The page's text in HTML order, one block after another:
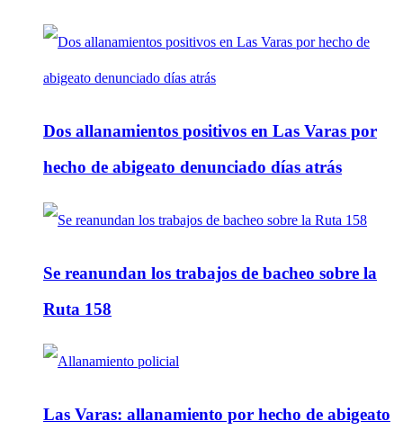
Dos allanamientos positivos en Las Varas por
hecho de abigeato denunciado días atrás
Se reanundan los trabajos de bacheo sobre la
Ruta 158
Las Varas: allanamiento por hecho de abigeato